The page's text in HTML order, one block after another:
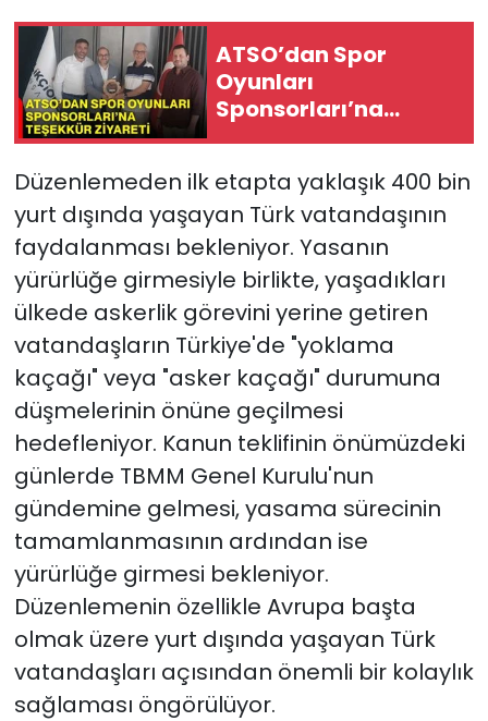
ATSO’dan Spor
Oyunları
Sponsorları’na
teşekkür ziyareti
Düzenlemeden ilk etapta yaklaşık 400 bin
yurt dışında yaşayan Türk vatandaşının
faydalanması bekleniyor. Yasanın
yürürlüğe girmesiyle birlikte, yaşadıkları
ülkede askerlik görevini yerine getiren
vatandaşların Türkiye'de "yoklama
kaçağı" veya "asker kaçağı" durumuna
düşmelerinin önüne geçilmesi
hedefleniyor. Kanun teklifinin önümüzdeki
günlerde TBMM Genel Kurulu'nun
gündemine gelmesi, yasama sürecinin
tamamlanmasının ardından ise
yürürlüğe girmesi bekleniyor.
Düzenlemenin özellikle Avrupa başta
olmak üzere yurt dışında yaşayan Türk
vatandaşları açısından önemli bir kolaylık
sağlaması öngörülüyor.